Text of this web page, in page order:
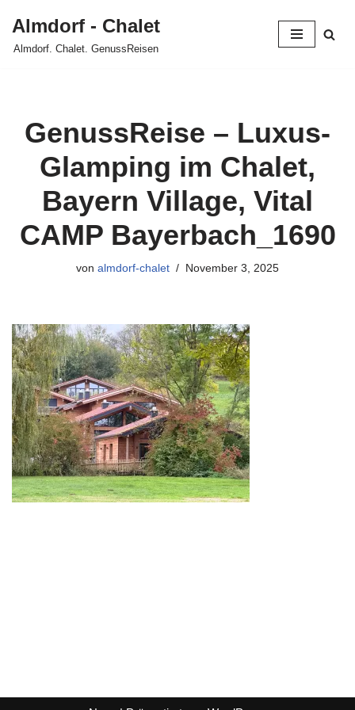
Zum
Almdorf - Chalet
Almdorf. Chalet. GenussReisen
GenussReise – Luxus-
Glamping im Chalet,
Bayern Village, Vital
CAMP Bayerbach_1690
von almdorf-chalet November 3, 2025